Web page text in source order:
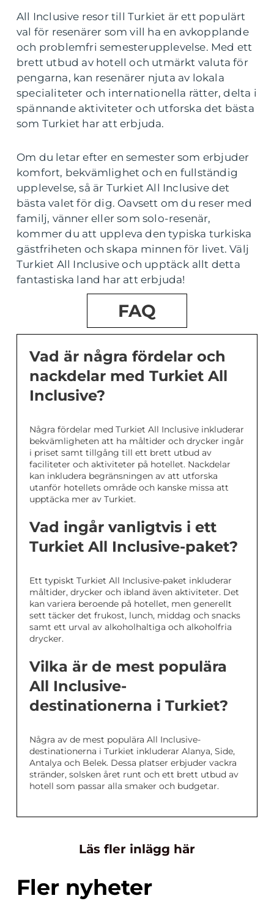
All Inclusive resor till Turkiet är ett populärt
val för resenärer som vill ha en avkopplande
och problemfri semesterupplevelse. Med ett
brett utbud av hotell och utmärkt valuta för
pengarna, kan resenärer njuta av lokala
specialiteter och internationella rätter, delta i
spännande aktiviteter och utforska det bästa
som Turkiet har att erbjuda.
Om du letar efter en semester som erbjuder
komfort, bekvämlighet och en fullständig
upplevelse, så är Turkiet All Inclusive det
bästa valet för dig. Oavsett om du reser med
familj, vänner eller som solo-resenär,
kommer du att uppleva den typiska turkiska
gästfriheten och skapa minnen för livet. Välj
Turkiet All Inclusive och upptäck allt detta
fantastiska land har att erbjuda!
FAQ
Vad är några fördelar och
nackdelar med Turkiet All
Inclusive?
Några fördelar med Turkiet All Inclusive inkluderar
bekvämligheten att ha måltider och drycker ingår
i priset samt tillgång till ett brett utbud av
faciliteter och aktiviteter på hotellet. Nackdelar
kan inkludera begränsningen av att utforska
utanför hotellets område och kanske missa att
upptäcka mer av Turkiet.
Vad ingår vanligtvis i ett
Turkiet All Inclusive-paket?
Ett typiskt Turkiet All Inclusive-paket inkluderar
måltider, drycker och ibland även aktiviteter. Det
kan variera beroende på hotellet, men generellt
sett täcker det frukost, lunch, middag och snacks
samt ett urval av alkoholhaltiga och alkoholfria
drycker.
Vilka är de mest populära
All Inclusive-
destinationerna i Turkiet?
Några av de mest populära All Inclusive-
destinationerna i Turkiet inkluderar Alanya, Side,
Antalya och Belek. Dessa platser erbjuder vackra
stränder, solsken året runt och ett brett utbud av
hotell som passar alla smaker och budgetar.
Läs fler inlägg här
Fler nyheter